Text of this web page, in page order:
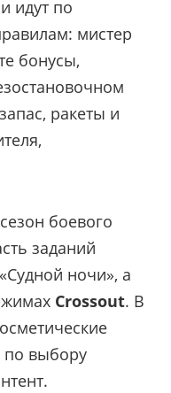
идут по
мистер
бонусы,
ракеты и
боевого
заданий
ночи», а
Crossout. В
выбору